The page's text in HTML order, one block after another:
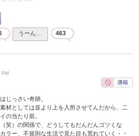
うーん… 463
PM
じっさい奇跡。
材としては並より上を入所させてんだから、二
の当たり前。
笑）の関係で、どうしてもだんだんゴツくな
ラー、不規則な生活で見た目も荒れていく・・